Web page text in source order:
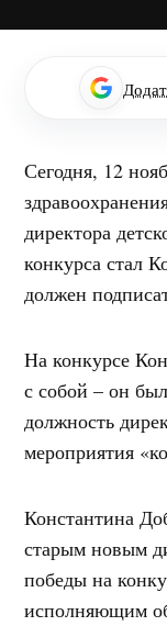
Сегодня, 12
директора
конкурса стал
должен
На конкурсе
с собой – он
должность
мероприятия
Константина
старым новым
победы на
исполняющим